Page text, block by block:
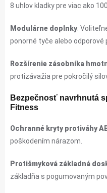
8 uhlov kladky pre viac ako
Modulárne doplnky:
ponorné tyče alebo
Rozšírenie zásobníka
protizávažia pre pokročilý
Bezpečnosť navrhnutá
Fitness
Ochranné kryty protiváhy
poškodením nárazom.
Protišmyková základná
základňa s pogumovaným